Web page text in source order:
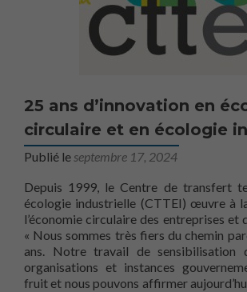
25 ans d’innovation en
circulaire et en écologie
Publié leseptembre 17, 2024
Depuis 1999, le Centre de transfert
écologie industrielle (CTTEI) œuvre à
l’économie circulaire des entreprises et
« Nous sommes très fiers du chemin
ans. Notre travail de sensibilisation
organisations et instances
fruit et nous pouvons affirmer